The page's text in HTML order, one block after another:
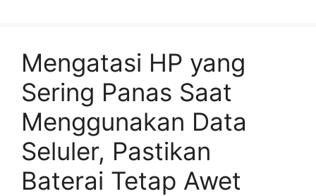
Mengatasi HP yang
Sering Panas Saat
Menggunakan Data
Seluler, Pastikan
Baterai Tetap Awet